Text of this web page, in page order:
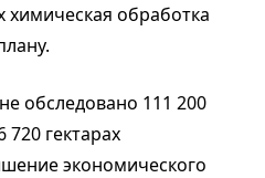
химическая обработка
обследовано 111 200
720 гектарах
экономического